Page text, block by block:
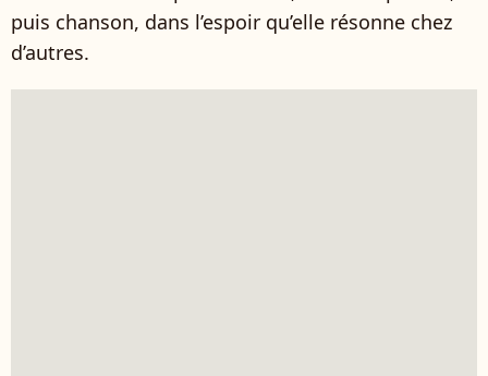
puis chanson, dans l’espoir qu’elle résonne chez
d’autres.